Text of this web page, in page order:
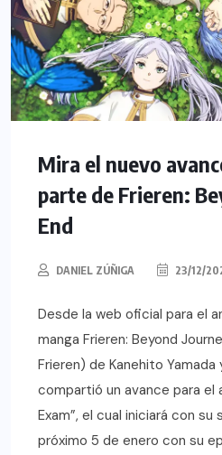
Mira el nuevo
parte de Frieren:
End
DANIEL ZÚÑIGA 23/12/
Desde la web oficial para el
manga Frieren: Beyond
Frieren) de Kanehito Yamada
compartió un avance para el
Exam”, el cual iniciará con
próximo 5 de enero con su